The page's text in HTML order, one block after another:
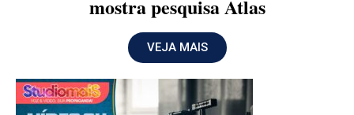
mostra pesquisa Atlas
VEJA MAIS